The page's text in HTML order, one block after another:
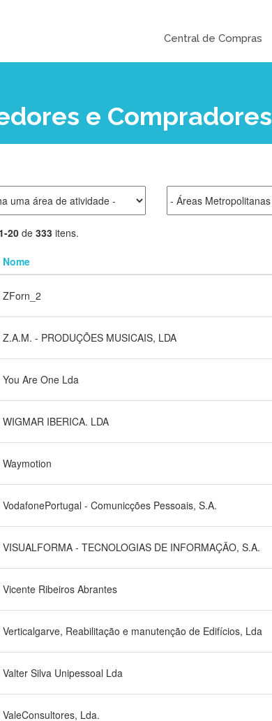
Central de Compras
e Compradores
20de 333itens.
Nome
ZForn_2
Z.A.M. - PRODUÇÕES MUSICAIS, LDA
You Are One Lda
WIGMAR IBERICA. LDA
Waymotion
VodafonePortugal - Comunicções Pessoais, S.A.
VISUALFORMA - TECNOLOGIAS DE INFORMAÇÃO, S.A.
Vicente Ribeiros Abrantes
Verticalgarve, Reabilitação e manutenção de Edifícios, Lda
Valter Silva Unipessoal Lda
ValeConsultores, Lda.